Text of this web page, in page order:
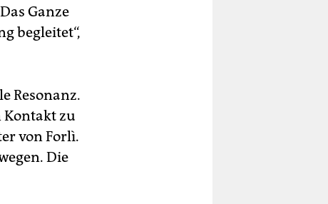
Ganze
begleitet“,
Resonanz.
zu
von Forlì.
Die